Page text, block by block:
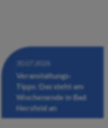
30.07.2026
Veranstaltungs-
Tipps: Das steht am
Wochenende in Bad
Hersfeld an